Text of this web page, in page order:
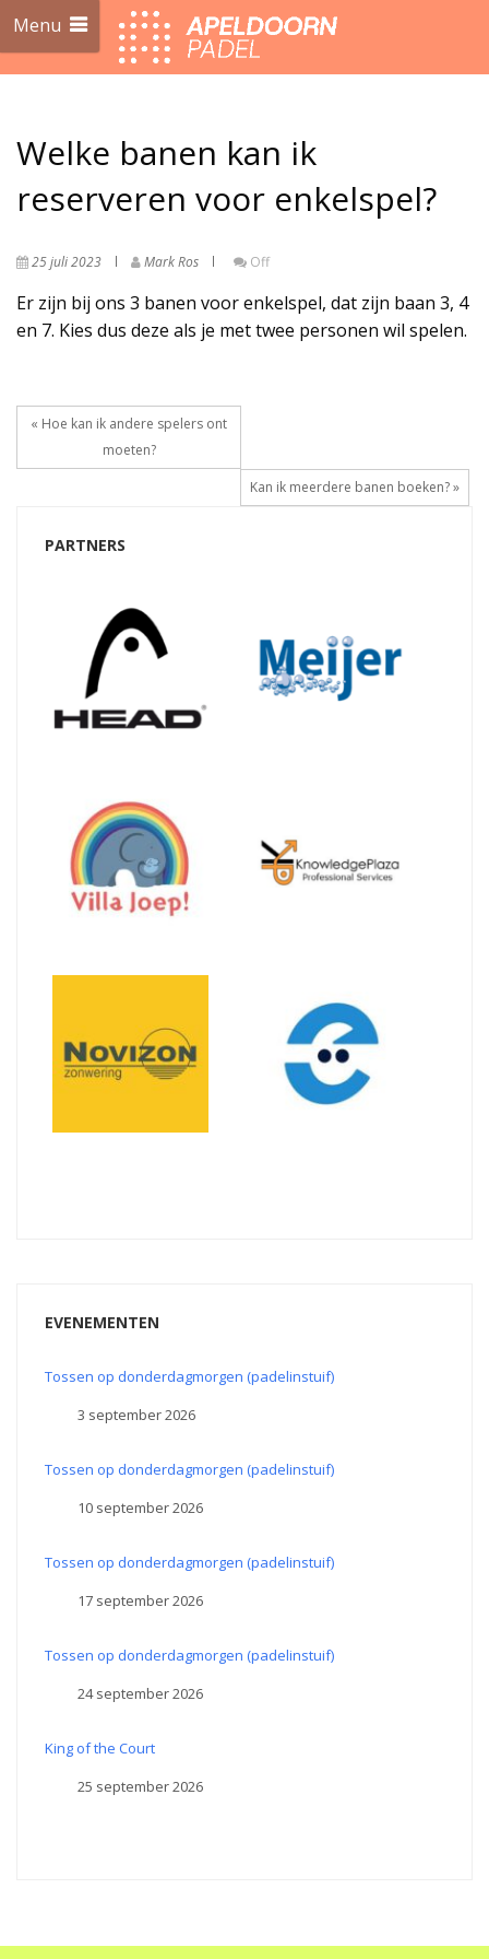
Menu
Welke banen kan ik
reserveren voor enkelspel?
25 juli 2023 Mark Ros Off
Er zijn bij ons 3 banen voor enkelspel, dat zijn baan 3, 4
en 7. Kies dus deze als je met twee personen wil spelen.
« Hoe kan ik andere spelers ont
moeten?
Kan ik meerdere banen boeken? »
PARTNERS
EVENEMENTEN
Tossen op donderdagmorgen (padelinstuif)
3 september 2026
Tossen op donderdagmorgen (padelinstuif)
10 september 2026
Tossen op donderdagmorgen (padelinstuif)
17 september 2026
Tossen op donderdagmorgen (padelinstuif)
24 september 2026
King of the Court
25 september 2026